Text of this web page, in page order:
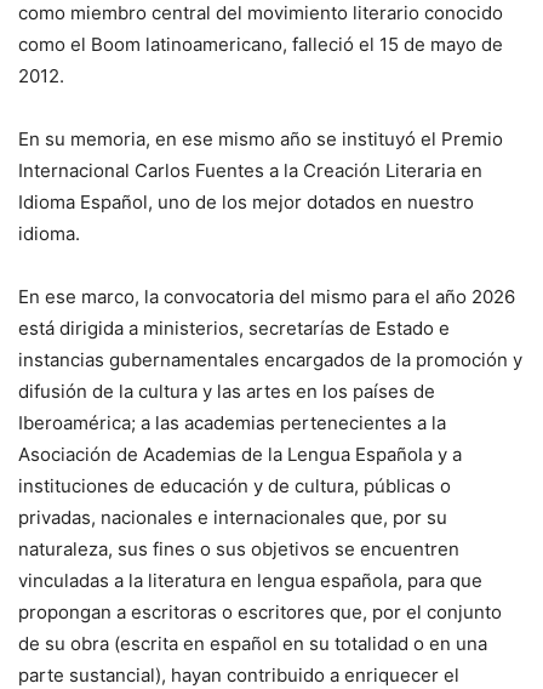
como miembro central del movimiento literario conocido
como el Boom latinoamericano, falleció el 15 de mayo de
2012.
En su memoria, en ese mismo año se instituyó el Premio
Internacional Carlos Fuentes a la Creación Literaria en
Idioma Español, uno de los mejor dotados en nuestro
idioma.
En ese marco, la convocatoria del mismo para el año 2026
está dirigida a ministerios, secretarías de Estado e
instancias gubernamentales encargados de la promoción y
difusión de la cultura y las artes en los países de
Iberoamérica; a las academias pertenecientes a la
Asociación de Academias de la Lengua Española y a
instituciones de educación y de cultura, públicas o
privadas, nacionales e internacionales que, por su
naturaleza, sus fines o sus objetivos se encuentren
vinculadas a la literatura en lengua española, para que
propongan a escritoras o escritores que, por el conjunto
de su obra (escrita en español en su totalidad o en una
parte sustancial), hayan contribuido a enriquecer el